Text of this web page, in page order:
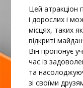
Цей атракціон
і дорослих і
місцях, таких
відкриті
Він пропонує
час із
та
зі своїми